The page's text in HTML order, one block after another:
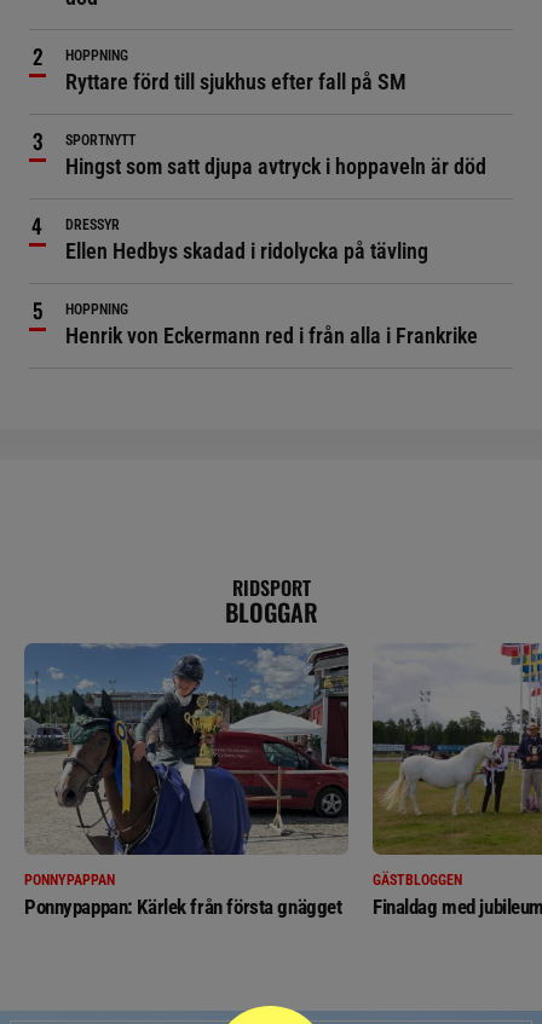
HOPPNING
Ryttare förd till sjukhus efter fall på SM
SPORTNYTT
Hingst som satt djupa avtryck i hoppaveln är död
DRESSYR
Ellen Hedbys skadad i ridolycka på tävling
HOPPNING
Henrik von Eckermann red i från alla i Frankrike
RIDSPORT
BLOGGAR
PONNYPAPPAN
Ponnypappan: Kärlek från första gnägget
GÄSTBLOGGEN
Finaldag med